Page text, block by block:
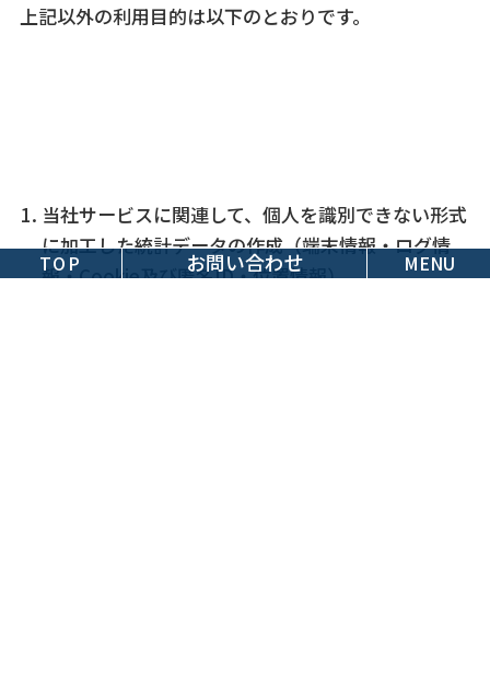
上記以外の利用目的は以下のとおりです。
当社サービスに関連して、個人を識別できない形式
に加工した統計データの作成（端末情報・ログ情
報・Cookie及び匿名ID・位置情報）
TOP お問い合わせ MENU